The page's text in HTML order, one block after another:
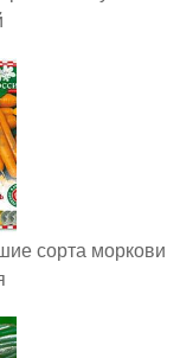
сорта моркови